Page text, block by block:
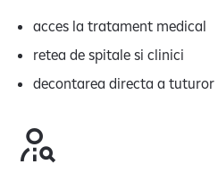
acces la tratament medical
retea de spitale si clinici
decontarea directa a